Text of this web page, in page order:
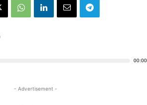
00:00
- Advertisement -